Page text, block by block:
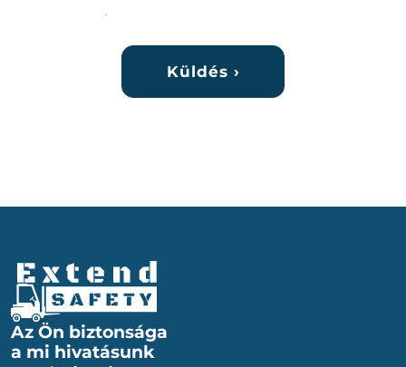
Az Ön biztonsága
a mi hivatásunk